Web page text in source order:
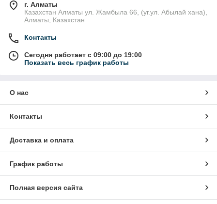
г. Алматы
Казахстан Алматы ул. Жамбыла 66, (уг.ул. Абылай хана),
Алматы, Казахстан
Контакты
Сегодня работает с 09:00 до 19:00
Показать весь график работы
О нас
Контакты
Доставка и оплата
График работы
Полная версия сайта